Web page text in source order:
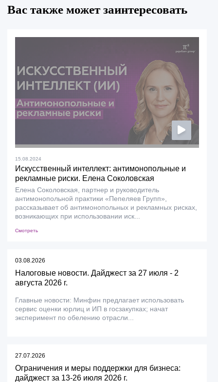
Вас также может заинтересовать
15.08.2024
Искусственный интеллект: антимонопольные и
рекламные риски. Елена Соколовская
Елена Соколовская, партнер и руководитель
антимонопольной практики «Пепеляев Групп»,
рассказывает об антимонопольных и рекламных рисках,
возникающих при использовании иск...
Смотреть
03.08.2026
Налоговые новости. Дайджест за 27 июля - 2
августа 2026 г.
Главные новости: Минфин предлагает использовать
сервис оценки юрлиц и ИП в госзакупках; начат
эксперимент по обелению отрасли...
27.07.2026
Ограничения и меры поддержки для бизнеса:
дайджест за 13-26 июля 2026 г.